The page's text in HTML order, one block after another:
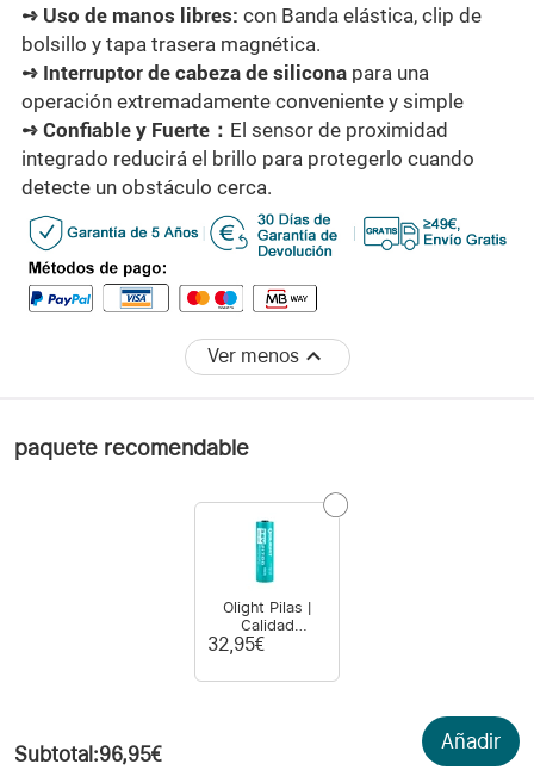
➺ Uso de manos libres: con Banda elástica, clip de
bolsillo y tapa trasera magnética.
➺ Interruptor de cabeza de silicona para una
operación extremadamente conveniente y simple
➺ Confiable y Fuerte： El sensor de proximidad
integrado reducirá el brillo para protegerlo cuando
detecte un obstáculo cerca.
Ver menos
paquete recomendable
Olight Pilas |
Calidad
Garantizada
32,95€
Subtotal :96,95€
Añadir